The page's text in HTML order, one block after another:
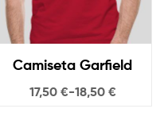
Camiseta Garfield
17,50 €-18,50 €